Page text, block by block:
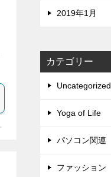
2019年1月
カテゴリー
Uncategorized
Yoga of Life
パソコン関連
ファッション